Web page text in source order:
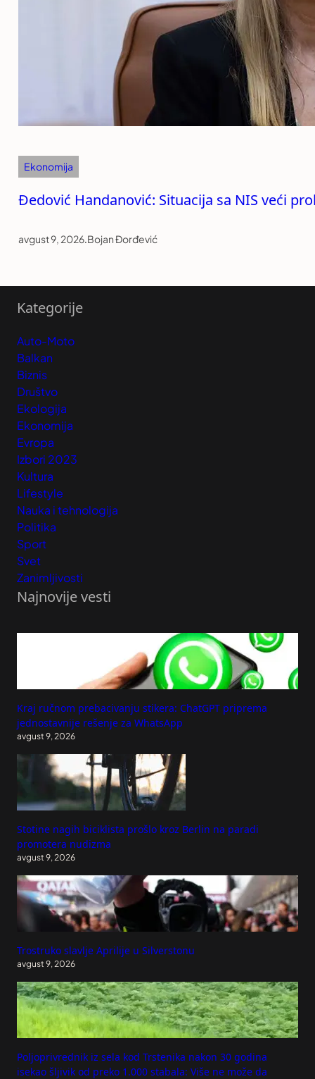
Ekonomija
Đedović Handanović: Situacija sa NIS veći
avgust 9, 2026.Bojan Đorđević
Kategorije
Auto-Moto
Balkan
Biznis
Društvo
Ekologija
Ekonomija
Evropa
Izbori 2023
Kultura
Lifestyle
Nauka i tehnologija
Politika
Sport
Svet
Zanimljivosti
Najnovije vesti
Kraj ručnom prebacivanju stikera: ChatGPT priprema
jednostavnije rešenje za WhatsApp
avgust 9, 2026
Stotine nagih biciklista prošlo kroz Berlin na paradi
promotera nudizma
avgust 9, 2026
Trostruko slavlje Aprilije u Silverstonu
avgust 9, 2026
Poljoprivrednik iz sela kod Trstenika nakon 30 godina
isekao šljivik od preko 1.000 stabala: Više ne može da